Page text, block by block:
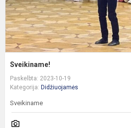
Sveikiname!
Paskelbta: 2023-10-19
Kategorija: Didžiuojamės
Sveikiname